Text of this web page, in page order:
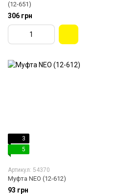
(12-651)
306 грн
3
5
Артикул: 54370
Муфта NEO (12-612)
93 грн